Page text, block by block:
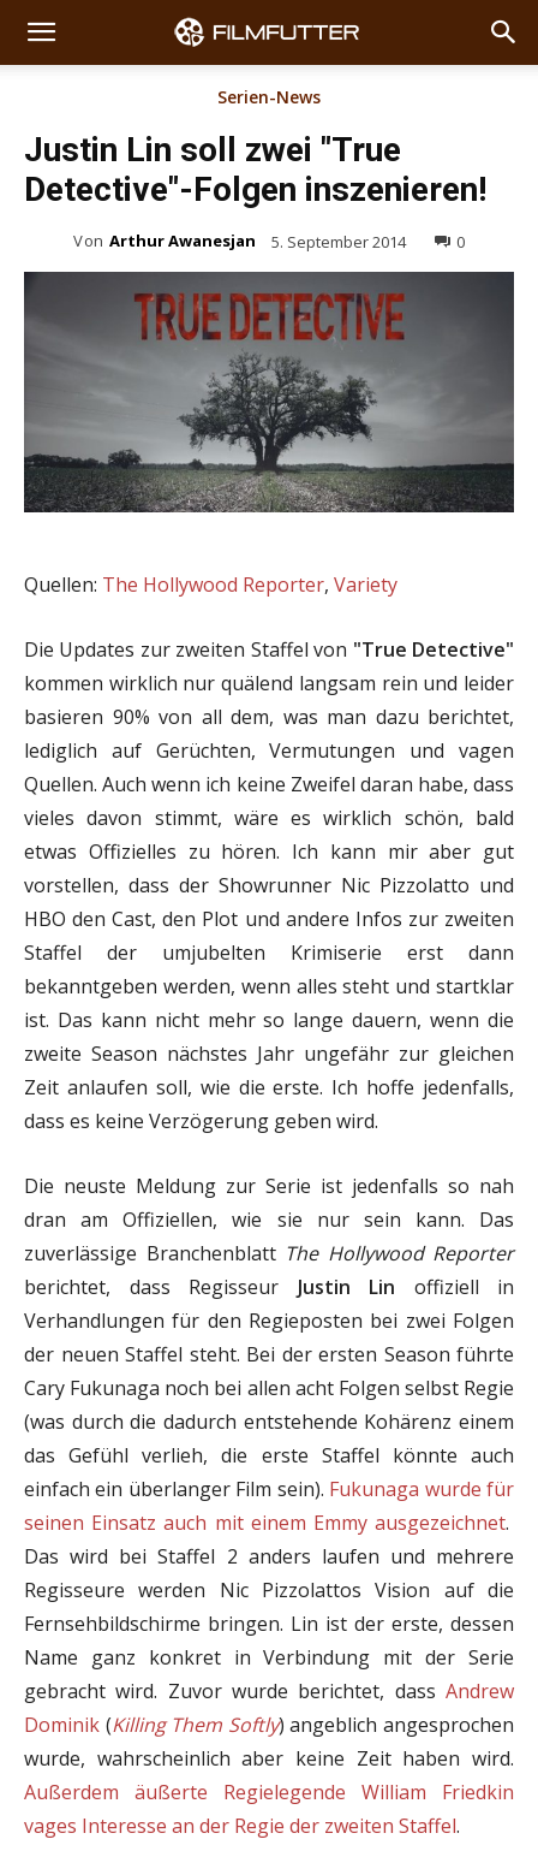
Serien-News
Justin Lin soll zwei "True
Detective"-Folgen inszenieren!
Von Arthur Awanesjan 5. September 2014 0
Quellen: The Hollywood Reporter, Variety
Die Updates zur zweiten Staffel von "True Detective"
kommen wirklich nur quälend langsam rein und leider
basieren 90% von all dem, was man dazu berichtet,
lediglich auf Gerüchten, Vermutungen und vagen
Quellen. Auch wenn ich keine Zweifel daran habe, dass
vieles davon stimmt, wäre es wirklich schön, bald
etwas Offizielles zu hören. Ich kann mir aber gut
vorstellen, dass der Showrunner Nic Pizzolatto und
HBO den Cast, den Plot und andere Infos zur zweiten
Staffel der umjubelten Krimiserie erst dann
bekanntgeben werden, wenn alles steht und startklar
ist. Das kann nicht mehr so lange dauern, wenn die
zweite Season nächstes Jahr ungefähr zur gleichen
Zeit anlaufen soll, wie die erste. Ich hoffe jedenfalls,
dass es keine Verzögerung geben wird.
Die neuste Meldung zur Serie ist jedenfalls so nah
dran am Offiziellen, wie sie nur sein kann. Das
zuverlässige Branchenblatt The Hollywood Reporter
berichtet, dass Regisseur Justin Lin offiziell in
Verhandlungen für den Regieposten bei zwei Folgen
der neuen Staffel steht. Bei der ersten Season führte
Cary Fukunaga noch bei allen acht Folgen selbst Regie
(was durch die dadurch entstehende Kohärenz einem
das Gefühl verlieh, die erste Staffel könnte auch
einfach ein überlanger Film sein). Fukunaga wurde für
seinen Einsatz auch mit einem Emmy ausgezeichnet.
Das wird bei Staffel 2 anders laufen und mehrere
Regisseure werden Nic Pizzolattos Vision auf die
Fernsehbildschirme bringen. Lin ist der erste, dessen
Name ganz konkret in Verbindung mit der Serie
gebracht wird. Zuvor wurde berichtet, dass Andrew
Dominik (Killing Them Softly) angeblich angesprochen
wurde, wahrscheinlich aber keine Zeit haben wird.
Außerdem äußerte Regielegende William Friedkin
vages Interesse an der Regie der zweiten Staffel.